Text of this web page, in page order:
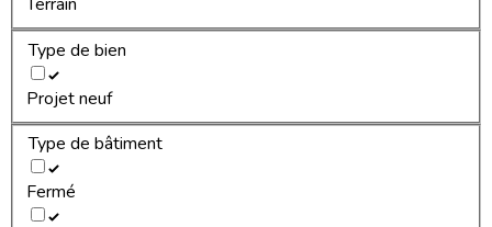
Type de bien
Projet neuf
Type de bâtiment
Fermé